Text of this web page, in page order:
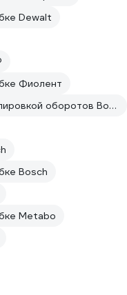
Dewalt
Фиолент
Лобзики | электролобзики с регулировкой оборотов Bosch
Bosch
Metabo